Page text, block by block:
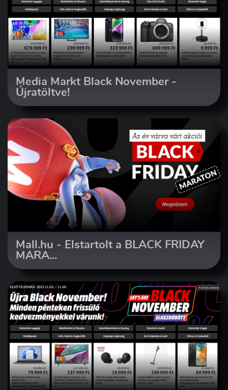
Media Markt Black November -
Újratöltve!
Mall.hu - Elstartolt a BLACK FRIDAY
MARA...